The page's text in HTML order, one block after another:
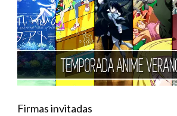
Firmas invitadas